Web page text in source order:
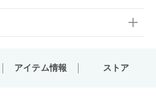
アイテム情報 ストア